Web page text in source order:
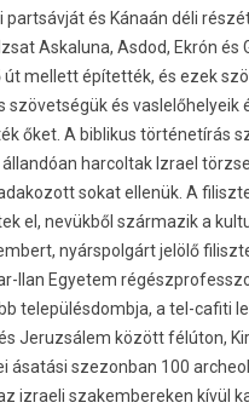
és Kánaán déli
As­kaluna, Asdod, Ekrón és
út mel­lett építették, és ezek
szövetségük és vas­lelőhelyeik
őket. A bi­blikus történetírás
har­coltak Iz­rael
sokat ellenük. A
el, nevükből szár­mazik a
nyárspol­gárt jelölő
Ilan Egyetem
település­dombja, a tel-cafiti
Jeruz­sálem között félúton,
ásatási szezon­ban 100
iz­raeli szakem­berek­en kívül